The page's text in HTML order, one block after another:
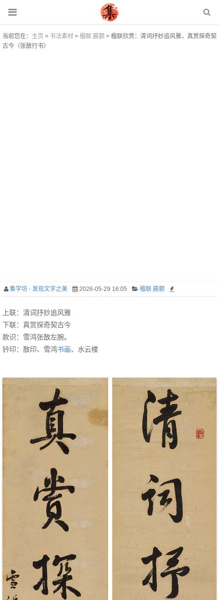
当前您在： 主页 > 书法素材 > 楹联.匾额 > 楹联欣赏：清词抒妙追风雅，真赏探奇契
古今（张敔行书）
集字坊 - 发现文字之美 2026-05-29 16:05 楹联.匾额
上联：清词抒妙追风雅
下联：真赏探奇契古今
款识：雪鸿张敔左腕。
钤印：敔印、雪鸿书画、水云楼